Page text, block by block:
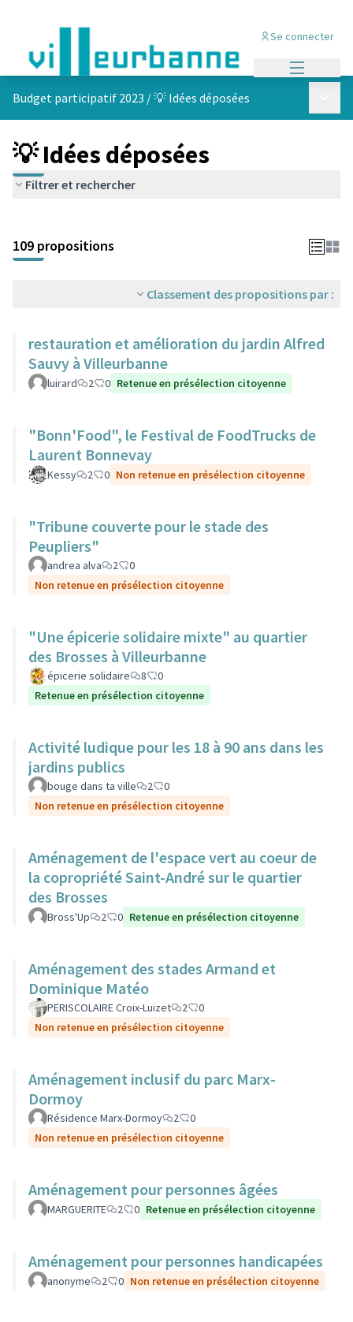
Se connecter
Budget participatif 2023 /💡 Idées déposées
💡 Idées déposées
Filtrer et rechercher
+
−
109 propositions
Classement des propositions par :
restauration et amélioration du jardin Alfred
Sauvy à Villeurbanne
luirard 2 0 Retenue en présélection citoyenne
"Bonn'Food", le Festival de FoodTrucks de
Laurent Bonnevay
Kessy 2 0 Non retenue en présélection citoyenne
"Tribune couverte pour le stade des
Peupliers"
andrea alva 2
0
Non retenue en présélection citoyenne
"Une épicerie solidaire mixte" au quartier
des Brosses à Villeurbanne
épicerie solidaire 8
0
Retenue en présélection citoyenne
Activité ludique pour les 18 à 90 ans dans les
jardins publics
bouge dans ta ville 2
0
Non retenue en présélection citoyenne
Aménagement de l'espace vert au coeur de
la copropriété Saint-André sur le quartier
des Brosses
Bross'Up 2 0 Retenue en présélection citoyenne
Aménagement des stades Armand et
Dominique Matéo
PERISCOLAIRE Croix-Luizet 2
0
Non retenue en présélection citoyenne
Aménagement inclusif du parc Marx-
Dormoy
Résidence Marx-Dormoy 2
0
Non retenue en présélection citoyenne
Aménagement pour personnes âgées
MARGUERITE 2 0 Retenue en présélection citoyenne
Aménagement pour personnes handicapées
anonyme 2 0 Non retenue en présélection citoyenne